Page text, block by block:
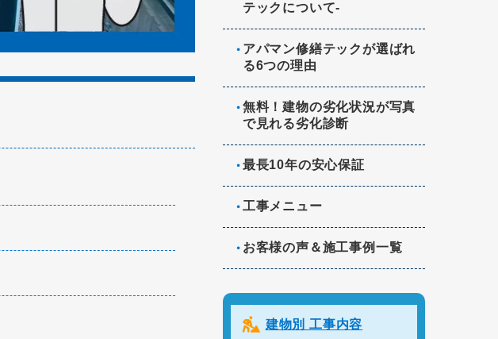
テックについて-
アパマン修繕テックが選ばれ
る6つの理由
無料！建物の劣化状況が写真
で見れる劣化診断
最長10年の安心保証
工事メニュー
お客様の声＆施工事例一覧
建物別 工事内容